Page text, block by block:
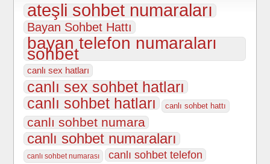
ateşli sohbet numaraları
Bayan Sohbet Hattı
bayan telefon numaraları
sohbet
canlı sex hatları
canlı sex sohbet hatları
canlı sohbet hatları
canlı sohbet hattı
canlı sohbet numara
canlı sohbet numaraları
canlı sohbet numarası canlı sohbet telefon